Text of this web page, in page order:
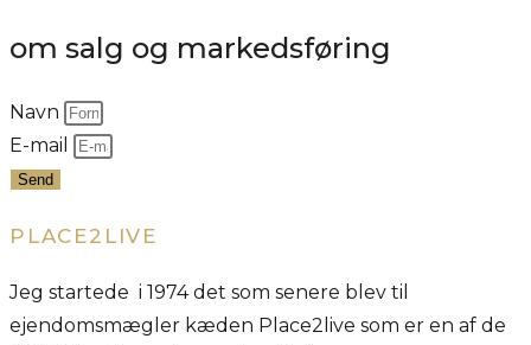
om salg og markedsføring
Navn
E-mail
Send
PLACE2LIVE
Jeg startede i 1974 det som senere blev til
ejendomsmægler kæden Place2live som er en af de